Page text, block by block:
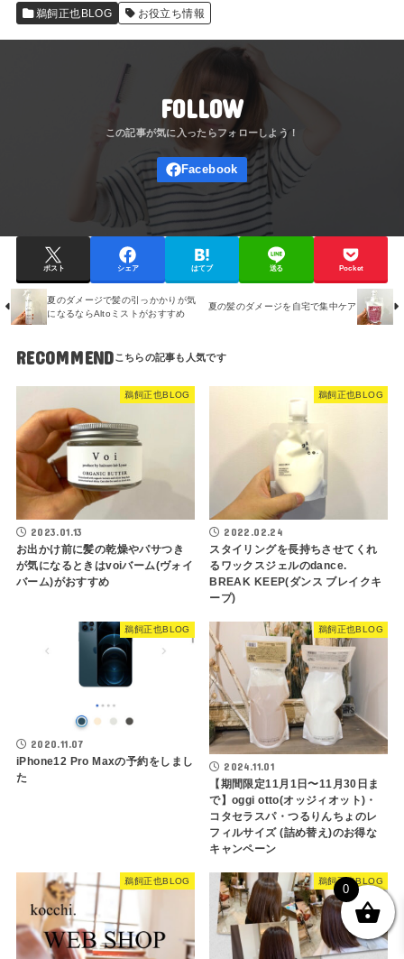
鵜飼正也BLOG お役立ち情報
FOLLOW
ポスト シェア はてブ 送る Pocket
夏のダメージで髪の引っかかりが気
になるならAltoミストがおすすめ
夏の髪のダメージを自宅で集中ケア
RECOMMEND
鵜飼正也BLOG
2023.01.13
お出かけ前に髪の乾燥やパサつき
が気になるときはvoiバーム(ヴォイ
バーム)がおすすめ
鵜飼正也BLOG
2022.02.24
スタイリングを長持ちさせてくれ
るワックスジェルのdance.
BREAK KEEP(ダンス ブレイクキ
ープ)
鵜飼正也BLOG
2020.11.07
iPhone12 Pro Maxの予約をしまし
た
鵜飼正也BLOG
2024.11.01
【期間限定11月1日〜11月30日ま
で】oggi otto(オッジィオット)・
コタセラスパ・つるりんちょのレ
フィルサイズ (詰め替え)のお得な
キャンペーン
鵜飼正也BLOG 鵜飼正也BLOG
0